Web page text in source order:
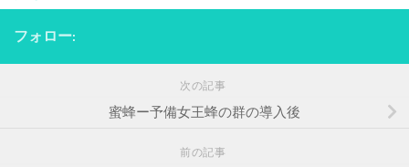
フォロー:
次の記事
蜜蜂ー予備女王蜂の群の導入後
前の記事